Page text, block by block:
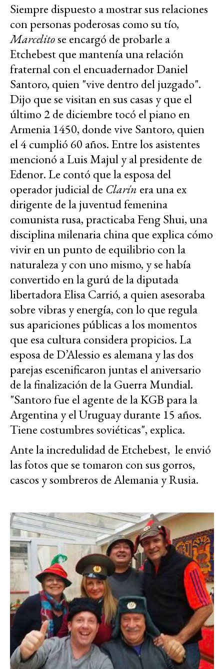
Siempre dispuesto a mostrar sus relaciones
con personas poderosas como su tío,
Marcelitose encargó de probarle a
Etchebest que mantenía una relación
fraternal con el encuadernador Daniel
Santoro, quien "vive dentro del juzgado".
Dijo que se visitan en sus casas y que el
último 2 de diciembre tocó el piano en
Armenia 1450, donde vive Santoro, quien
el 4 cumplió 60 años. Entre los asistentes
mencionó a Luis Majul y al presidente de
Edenor. Le contó que la esposa del
operador judicial de Clarín era una ex
dirigente de la juventud femenina
comunista rusa, practicaba Feng Shui, una
disciplina milenaria china que explica cómo
vivir en un punto de equilibrio con la
naturaleza y con uno mismo, y se había
convertido en la gurú de la diputada
libertadora Elisa Carrió, a quien asesoraba
sobre vibras y energía, con lo que regula
sus apariciones públicas a los momentos
que esa cultura considera propicios. La
esposa de D’Alessio es alemana y las dos
parejas escenificaron juntas el aniversario
de la finalización de la Guerra Mundial.
"Santoro fue el agente de la KGB para la
Argentina y el Uruguay durante 15 años.
Tiene costumbres soviéticas", explica.
Ante la incredulidad de Etchebest, le envió
las fotos que se tomaron con sus gorros,
cascos y sombreros de Alemania y Rusia.